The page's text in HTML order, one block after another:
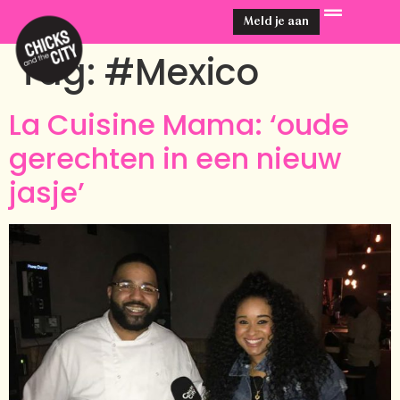
Meld je aan
Tag: #Mexico
La Cuisine Mama: ‘oude
gerechten in een nieuw
jasje’